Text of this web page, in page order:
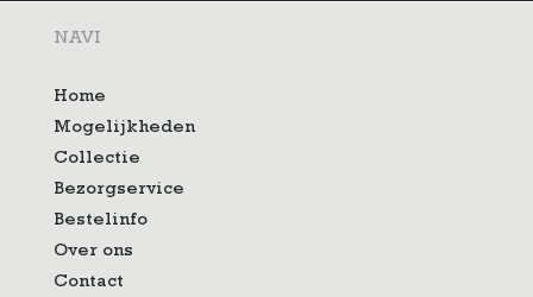
NAVI
Home
Mogelijkheden
Collectie
Bezorgservice
Bestelinfo
Over ons
Contact